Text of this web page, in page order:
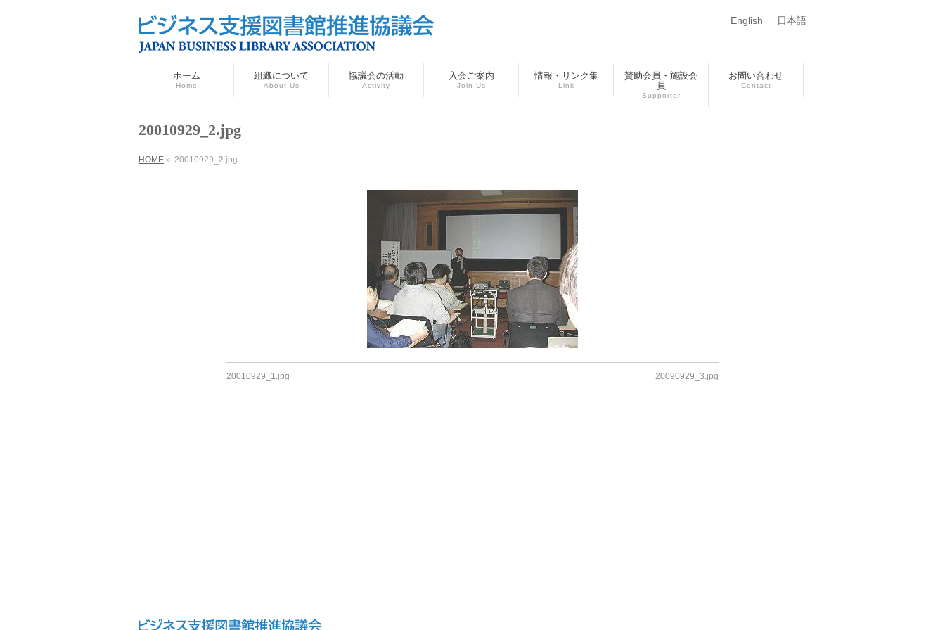
English 日本語
ホーム
Home
組織について
About Us
協議会の活動
Activity
入会ご案内
Join Us
情報・リンク集
Link
賛助会員・施設会
員
Supporter
お問い合わせ
Contact
20010929_2.jpg
HOME » 20010929_2.jpg
20010929_1.jpg 20090929_3.jpg